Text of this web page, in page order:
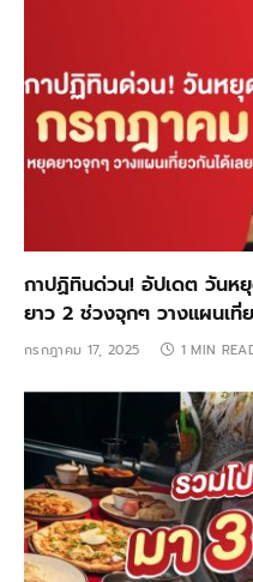
กาปฏิทินด่วน! อัปเดต วันห
ยาว 2 ช่วงจุกๆ วางแผนเที่
กรกฎาคม 17, 2025 1 MIN